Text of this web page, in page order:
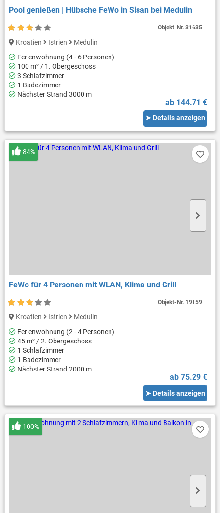
Pool genießen | Hübsche FeWo in Sisan bei Medulin
Kroatien Istrien
Medulin
Ferienwohnung (4 - 6 Personen)
100 m² / 1. Obergeschoss
3 Schlafzimmer
1 Badezimmer
Nächster Strand 3000 m
ab 144.71 €
➤ Details anzeigen
Objekt-Nr.31635
FeWo für 4 Personen mit WLAN, Klima und Grill
84%
Kroatien Istrien
Medulin
Ferienwohnung (2 - 4 Personen)
45 m² / 2. Obergeschoss
1 Schlafzimmer
1 Badezimmer
Nächster Strand 2000 m
ab 75.29 €
➤ Details anzeigen
Objekt-Nr. 19159
100%